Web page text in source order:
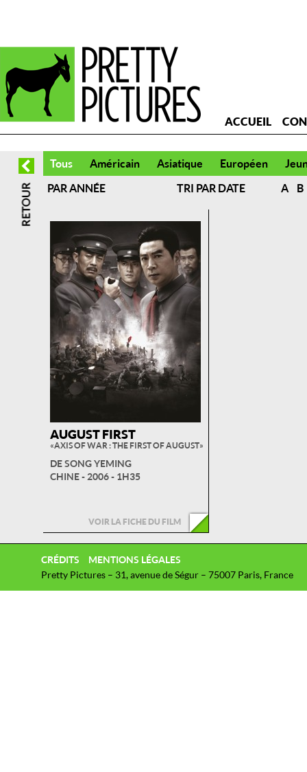
ACCUEIL
Tous Américain Asiatique Européen
PAR ANNÉE
TRI PAR DATE A B
AUGUST FIRST
« AXIS OF WAR : THE FIRST OF AUGUST »
DE SONG YEMING
CHINE - 2006 - 1H35
VOIR LA FICHE DU FILM
CRÉDITS
MENTIONS LÉGALES
Pretty Pictures – 31, avenue de Ségur – 75007 Paris, France